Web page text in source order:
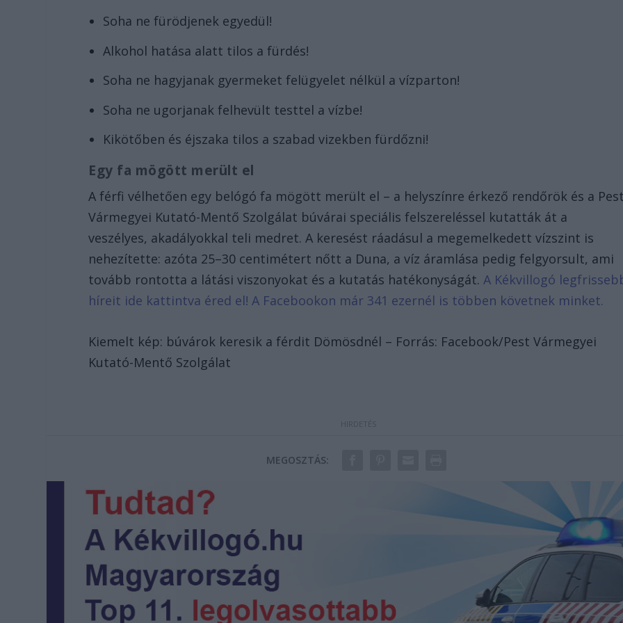
Soha ne fürödjenek egyedül!
Alkohol hatása alatt tilos a fürdés!
Soha ne hagyjanak gyermeket felügyelet nélkül a vízparton!
Soha ne ugorjanak felhevült testtel a vízbe!
Kikötőben és éjszaka tilos a szabad vizekben fürdőzni!
Egy fa mögött merült el
A férfi vélhetően egy belógó fa mögött merült el – a helyszínre érkező rendőrök és a
Vármegyei Kutató-Mentő Szolgálat búvárai speciális felszereléssel kutatták át a
veszélyes, akadályokkal teli medret. A keresést ráadásul a megemelkedett vízszint is
nehezítette: azóta 25–30 centimétert nőtt a Duna, a víz áramlása pedig felgyorsult, ami
tovább rontotta a látási viszonyokat és a kutatás hatékonyságát.A Kékvillogó
híreit ide kattintva éred el! A Facebookon már 341 ezernél is többen követnek minket.
Kiemelt kép: búvárok keresik a férdit Dömösdnél – Forrás: Facebook/Pest Vármegyei
Kutató-Mentő Szolgálat
MEGOSZTÁS: